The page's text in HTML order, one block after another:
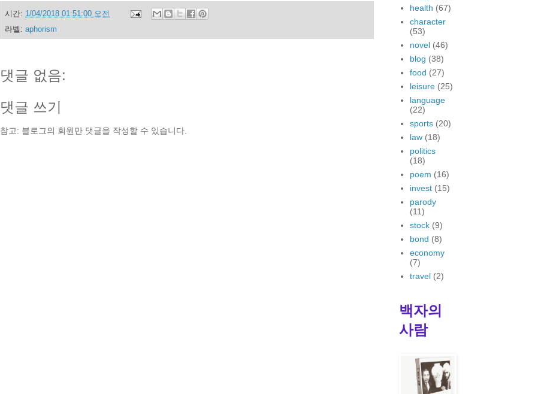
시간: 1/04/2018 01:51:00 오전
라벨: aphorism
댓글 없음:
댓글 쓰기
참고: 블로그의 회원만 댓글을 작성할 수 있습니다.
health (67)
character
(53)
novel (46)
blog (38)
food (27)
leisure (25)
language
(22)
sports (20)
law (18)
politics
(18)
poem (16)
invest (15)
parody
(11)
stock (9)
bond (8)
economy
(7)
travel (2)
백자의
사람